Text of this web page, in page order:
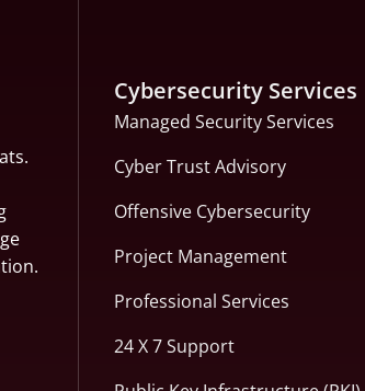
Cybersecurity Services
Managed Security Services
Cyber Trust Advisory
Offensive Cybersecurity
Project Management
Professional Services
24 X 7 Support